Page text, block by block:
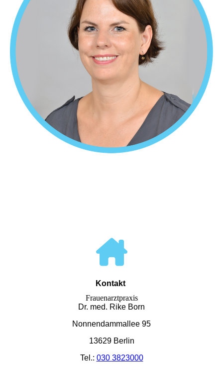
Kontakt
Frauenarztpraxis
Dr. med. Rike Born
Nonnendammallee 95
13629 Berlin
Tel.: 030 3823000